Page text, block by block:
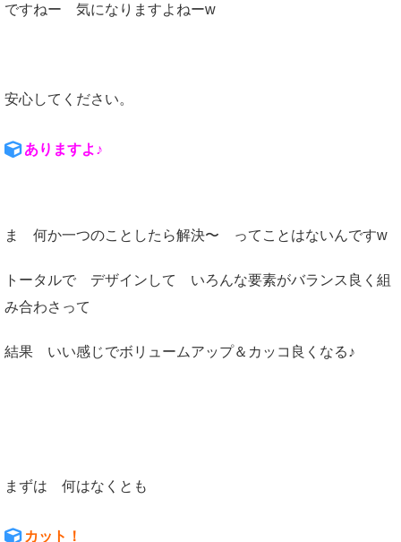
ですねー 気になりますよねーw
安心してください。
ありますよ♪
ま 何か一つのことしたら解決〜 ってことはないんですw
トータルで デザインして いろんな要素がバランス良く組
み合わさって
結果 いい感じでボリュームアップ＆カッコ良くなる♪
まずは 何はなくとも
カット！